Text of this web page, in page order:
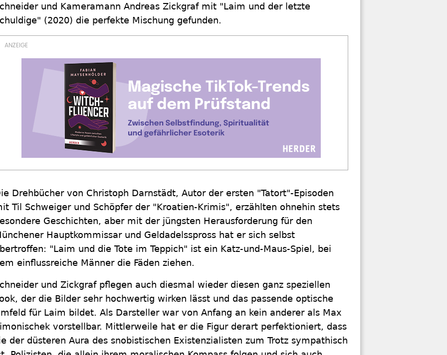
und Kameramann Andreas Zickgraf mit "Laim und der letzte
(2020) die perfekte Mischung gefunden.
Drehbücher von Christoph Darnstädt, Autor der ersten "Tatort"-Episoden
Til Schweiger und Schöpfer der "Kroatien-Krimis", erzählten ohnehin stets
Geschichten, aber mit der jüngsten Herausforderung für den
Hauptkommissar und Geldadelsspross hat er sich selbst
"Laim und die Tote im Teppich" ist ein Katz-und-Maus-Spiel, bei
einflussreiche Männer die Fäden ziehen.
und Zickgraf pflegen auch diesmal wieder diesen ganz speziellen
der die Bilder sehr hochwertig wirken lässt und das passende optische
für Laim bildet. Als Darsteller war von Anfang an kein anderer als Max
vorstellbar. Mittlerweile hat er die Figur derart perfektioniert, dass
der düsteren Aura des snobistischen Existenzialisten zum Trotz sympathisch